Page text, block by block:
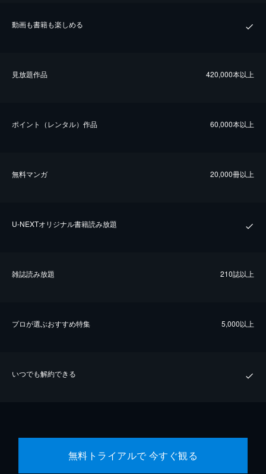
動画も書籍も楽しめる
⾒放題作品 420,000本以上
ポイント（レンタル）作品 60,000本以上
無料マンガ 20,000冊以上
U-NEXTオリジナル書籍読み放題
雑誌読み放題 210誌以上
プロが選ぶおすすめ特集 5,000以上
いつでも解約できる
無料トライアルで 今すぐ観る